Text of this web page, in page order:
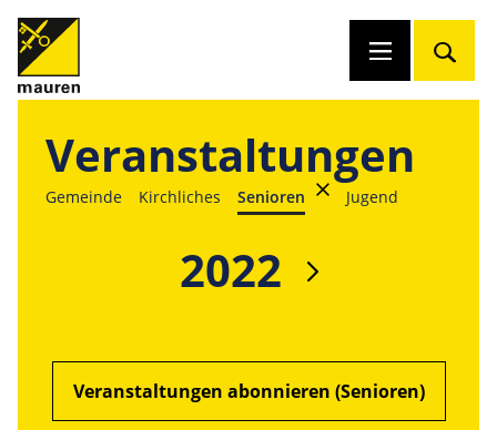
Veranstaltungen
Gemeinde Kirchliches Senioren Jugend
2022
Veranstaltungen abonnieren (Senioren)